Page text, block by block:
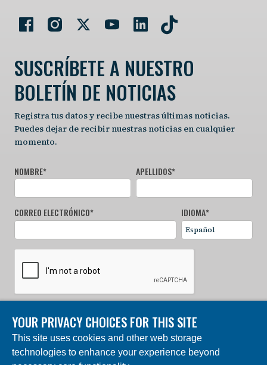
SUSCRÍBETE A NUESTRO
BOLETÍN DE NOTICIAS
Registra tus datos y recibe nuestras últimas noticias.
Puedes dejar de recibir nuestras noticias en cualquier
momento.
NOMBRE* APELLIDOS*
CORREO ELECTRÓNICO* IDIOMA*
REGÍSTRATE AHORA
© 2024 Fundación Charles Darwin. Reservados todos los
YOUR PRIVACY CHOICES FOR THIS SITE
This site uses cookies and other web storage
technologies to enhance your experience beyond